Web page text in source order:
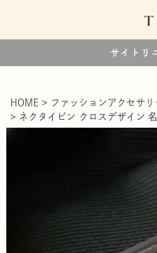
サイトリ
HOME ファッションアクセサリ
ネクタイピン クロスデザイン